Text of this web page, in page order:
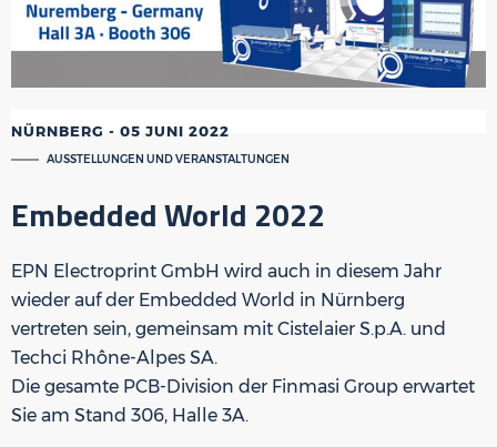
NÜRNBERG - 05 JUNI 2022
AUSSTELLUNGEN UND VERANSTALTUNGEN
Embedded World 2022
EPN Electroprint GmbH wird auch in diesem Jahr
wieder auf der Embedded World in Nürnberg
vertreten sein, gemeinsam mit Cistelaier S.p.A. und
Techci Rhône-Alpes SA.
Die gesamte PCB-Division der Finmasi Group erwartet
Sie am Stand 306, Halle 3A.